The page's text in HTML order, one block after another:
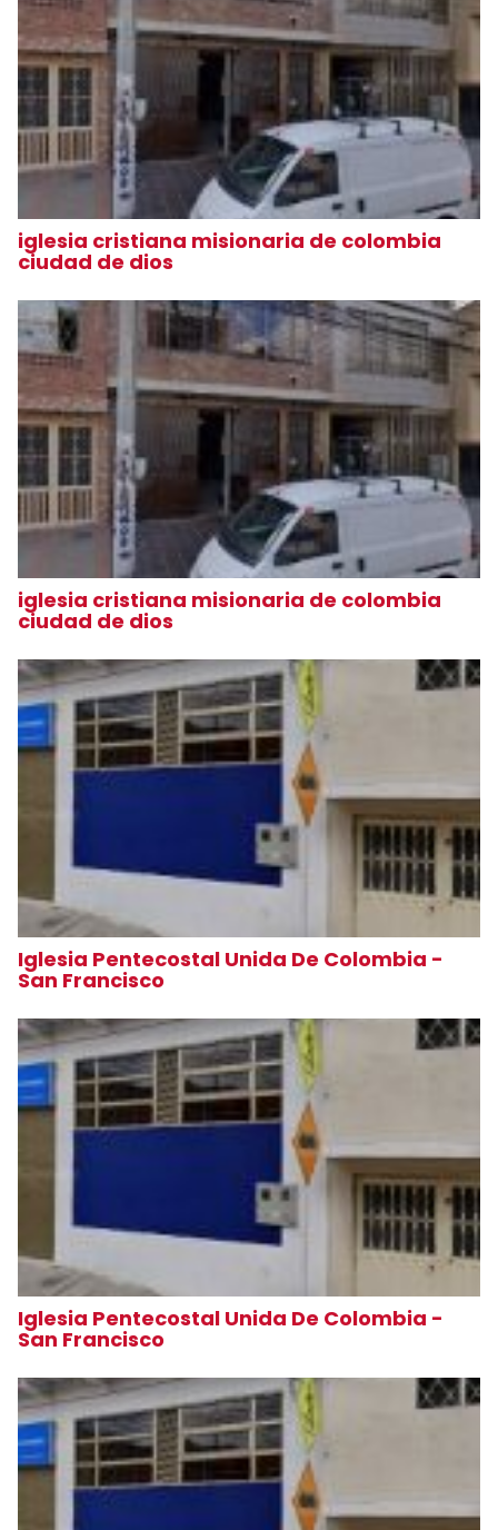
iglesia cristiana misionaria de colombia
ciudad de dios
iglesia cristiana misionaria de colombia
ciudad de dios
Iglesia Pentecostal Unida De Colombia -
San Francisco
Iglesia Pentecostal Unida De Colombia -
San Francisco